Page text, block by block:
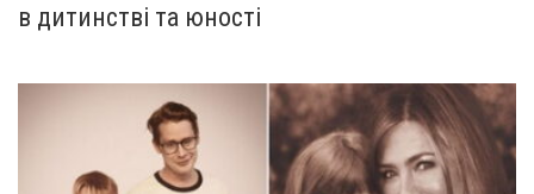
в дитинстві та юності